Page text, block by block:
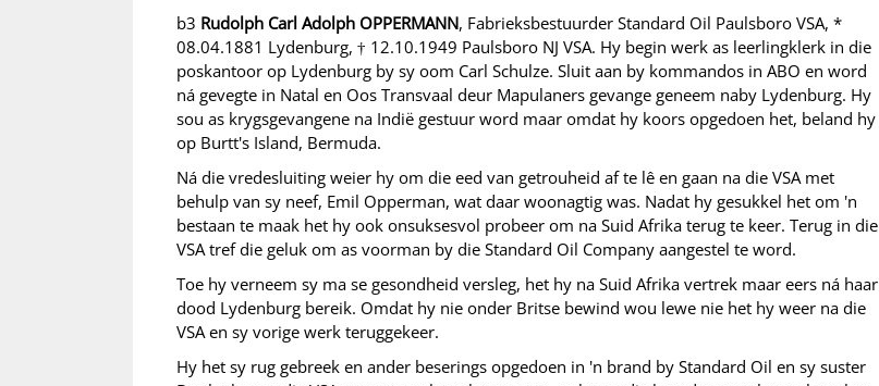
b3 Rudolph Carl Adolph OPPERMANN, Fabrieksbestuurder Standard Oil Paulsboro VSA, *
08.04.1881 Lydenburg, † 12.10.1949 Paulsboro NJ VSA. Hy begin werk as leerlingklerk in die
poskantoor op Lydenburg by sy oom Carl Schulze. Sluit aan by kommandos in ABO en word
ná gevegte in Natal en Oos Transvaal deur Mapulaners gevange geneem naby Lydenburg. Hy
sou as krygsgevangene na Indië gestuur word maar omdat hy koors opgedoen het, beland hy
op Burtt's Island, Bermuda.
Ná die vredesluiting weier hy om die eed van getrouheid af te lê en gaan na die VSA met
behulp van sy neef, Emil Opperman, wat daar woonagtig was. Nadat hy gesukkel het om 'n
bestaan te maak het hy ook onsuksesvol probeer om na Suid Afrika terug te keer. Terug in die
VSA tref die geluk om as voorman by die Standard Oil Company aangestel te word.
Toe hy verneem sy ma se gesondheid versleg, het hy na Suid Afrika vertrek maar eers ná haar
dood Lydenburg bereik. Omdat hy nie onder Britse bewind wou lewe nie het hy weer na die
VSA en sy vorige werk teruggekeer.
Hy het sy rug gebreek en ander beserings opgedoen in 'n brand by Standard Oil en sy suster